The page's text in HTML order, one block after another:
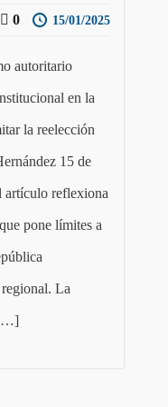
0 15/01/2025
autoritario
en la
la reelección
15 de
artículo reflexiona
pone límites a
La
[…]